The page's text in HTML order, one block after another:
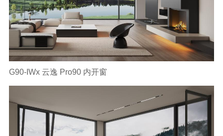
G90-IWx 云逸 Pro90 内开窗